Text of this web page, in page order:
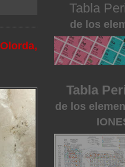
Tabla
de los
Tabla
de los